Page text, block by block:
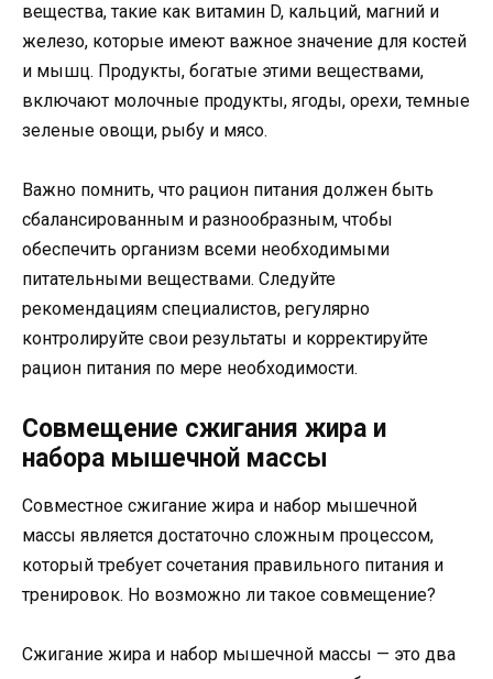
вещества, такие как витамин D, кальций, магний и
железо, которые имеют важное значение для костей
и мышц. Продукты, богатые этими веществами,
включают молочные продукты, ягоды, орехи, темные
зеленые овощи, рыбу и мясо.
Важно помнить, что рацион питания должен быть
сбалансированным и разнообразным, чтобы
обеспечить организм всеми необходимыми
питательными веществами. Следуйте
рекомендациям специалистов, регулярно
контролируйте свои результаты и корректируйте
рацион питания по мере необходимости.
Совмещение сжигания жира и
набора мышечной массы
Совместное сжигание жира и набор мышечной
массы является достаточно сложным процессом,
который требует сочетания правильного питания и
тренировок. Но возможно ли такое совмещение?
Сжигание жира и набор мышечной массы — это два